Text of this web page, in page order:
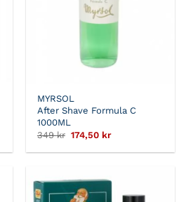
MYRSOL
After Shave Formula C
1000ML
349kr Det
priset
174,50 krDet
priset